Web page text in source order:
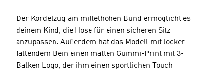
Der Kordelzug am mittelhohen Bund ermöglicht es
deinem Kind, die Hose für einen sicheren Sitz
anzupassen. Außerdem hat das Modell mit locker
fallendem Bein einen matten Gummi-Print mit 3-
Balken Logo, der ihm einen sportlichen Touch